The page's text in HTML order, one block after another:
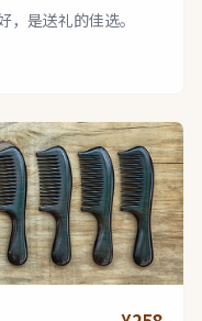
是送礼的佳选。